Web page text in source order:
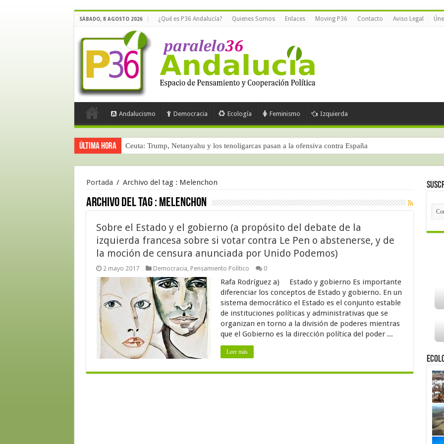
SÁBADO, 8 AGOSTO 2026 ¿Qué es P36 Andalucía? Quienes Somos Enlaces Moving P36 Contacto Aviso Legal
Andalucismo Democracia Ecología Feminismo Izquierda
Última hora Ceuta: Trump, Netanyahu y los tenoligarcas pasan a la ofensiva contra España
Portada / Archivo del tag : Melenchon
Archivo del tag : Melenchon
Sobre el Estado y el gobierno (a propósito del debate de la
izquierda francesa sobre si votar contra Le Pen o abstenerse, y de
la moción de censura anunciada por Unido Podemos)
2 mayo 2017 Democracia, Pensamiento Político 0
Rafa Rodríguez a) Estado y gobierno Es importante
diferenciar los conceptos de Estado y gobierno. En un
sistema democrático el Estado es el conjunto estable
de instituciones políticas y administrativas que se
organizan en torno a la división de poderes mientras
que el Gobierno es la dirección política del poder ...
Leer más